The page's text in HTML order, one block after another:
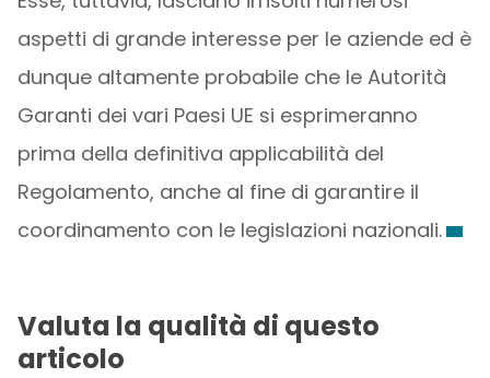
aspetti di grande interesse per le aziende ed è
dunque altamente probabile che le Autorità
Garanti dei vari Paesi UE si esprimeranno
prima della definitiva applicabilità del
Regolamento, anche al fine di garantire il
coordinamento con le legislazioni nazionali.
Valuta la qualità di questo
articolo